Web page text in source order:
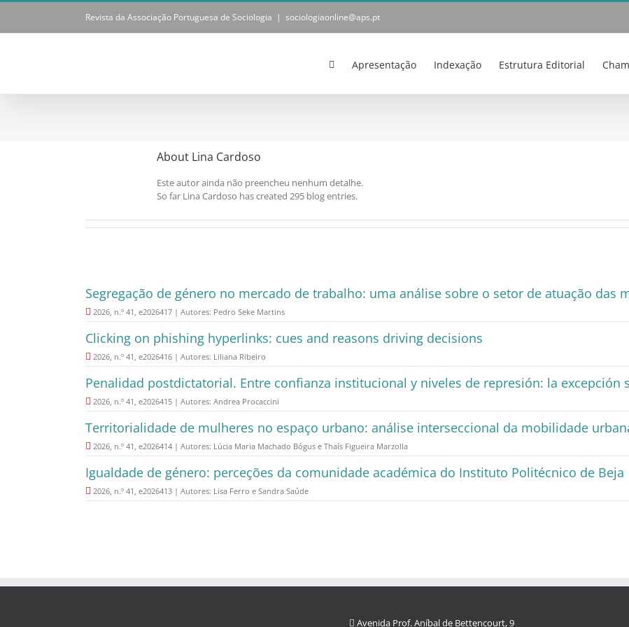
Skip
content
Revista da Associação Portuguesa de Sociologia | sociologiaonline@aps.pt
Apresentação Indexação Estrutura Editorial
About Lina Cardoso
Este autor ainda não preencheu nenhum detalhe.
So far Lina Cardoso has created 295 blog entries.
Segregação de género no mercado de trabalho: uma análise sobre o setor de atuação das
2026, n.º 41, e2026417 | Autores: Pedro Seke Martins
Clicking on phishing hyperlinks: cues and reasons driving decisions
2026, n.º 41, e2026416 | Autores: Liliana Ribeiro
Penalidad postdictatorial. Entre confianza institucional y niveles de represión: la excepción
2026, n.º 41, e2026415 | Autores: Andrea Procaccini
Territorialidade de mulheres no espaço urbano: análise interseccional da mobilidade
2026, n.º 41, e2026414 | Autores: Lúcia Maria Machado Bógus e Thaís Figueira Marzolla
Igualdade de género: perceções da comunidade académica do Instituto Politécnico de Beja
2026, n.º 41, e2026413 | Autores: Lisa Ferro e Sandra Saúde
Avenida Prof. Aníbal de Bettencourt, 9